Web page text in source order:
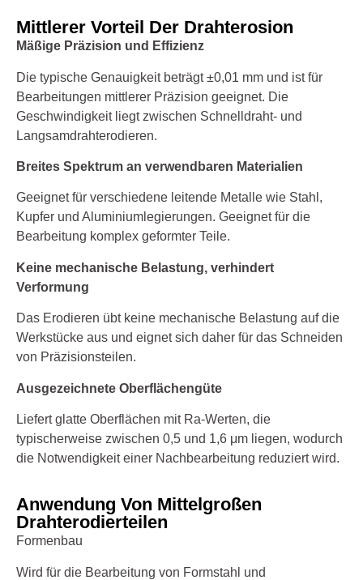
Mittlerer Vorteil Der Drahterosion
Mäßige Präzision und Effizienz
Die typische Genauigkeit beträgt ±0,01 mm und ist für
Bearbeitungen mittlerer Präzision geeignet. Die
Geschwindigkeit liegt zwischen Schnelldraht- und
Langsamdrahterodieren.
Breites Spektrum an verwendbaren Materialien
Geeignet für verschiedene leitende Metalle wie Stahl,
Kupfer und Aluminiumlegierungen. Geeignet für die
Bearbeitung komplex geformter Teile.
Keine mechanische Belastung, verhindert
Verformung
Das Erodieren übt keine mechanische Belastung auf die
Werkstücke aus und eignet sich daher für das Schneiden
von Präzisionsteilen.
Ausgezeichnete Oberflächengüte
Liefert glatte Oberflächen mit Ra-Werten, die
typischerweise zwischen 0,5 und 1,6 μm liegen, wodurch
die Notwendigkeit einer Nachbearbeitung reduziert wird.
Anwendung Von Mittelgroßen
Drahterodierteilen
Formenbau
Wird für die Bearbeitung von Formstahl und